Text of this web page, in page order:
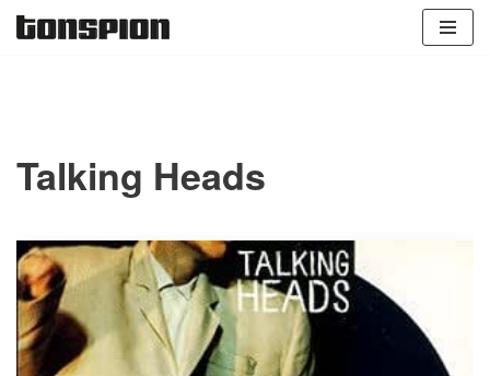
Talking Heads